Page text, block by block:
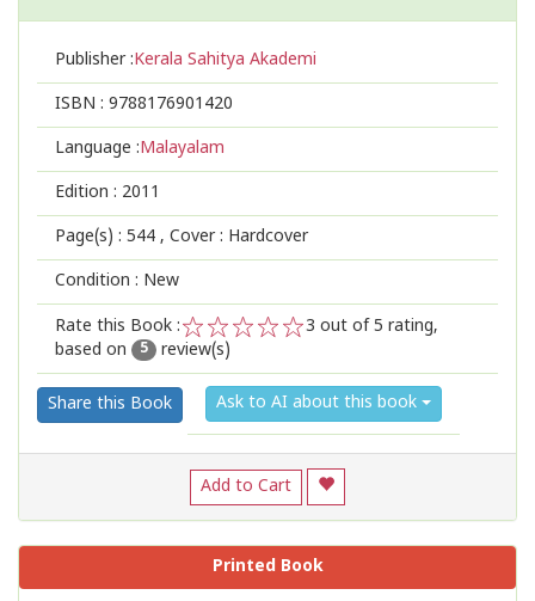
Publisher :Kerala Sahitya Akademi
ISBN : 9788176901420
Language :Malayalam
Edition : 2011
Page(s) : 544 , Cover : Hardcover
Condition : New
Rate this Book :
2
1
3 out of 5 rating,
based on
5 review(s)
Share this Book Ask to AI about this book
Add to Cart
Printed Book